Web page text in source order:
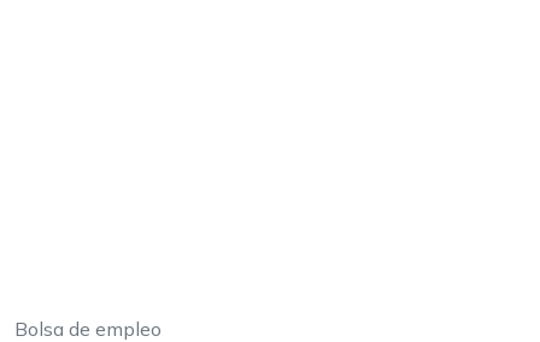
Bolsa de empleo